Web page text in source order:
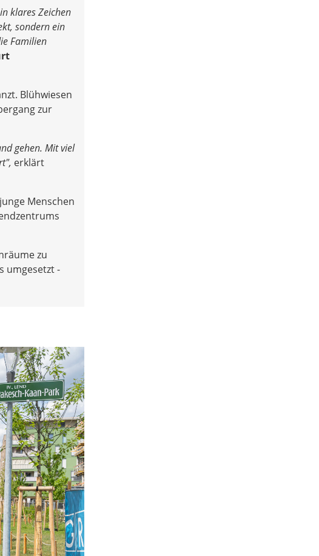
klares Zeichen
sondern ein
Familien
Blühwiesen
zur
gehen. Mit viel
erklärt
Menschen
zu
umgesetzt -